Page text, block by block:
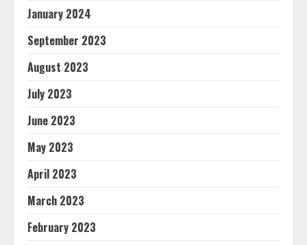
January 2024
September 2023
August 2023
July 2023
June 2023
May 2023
April 2023
March 2023
February 2023